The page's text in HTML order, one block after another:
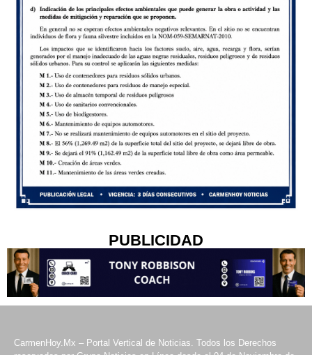
PUBLICIDAD
CarmenHoy.Mx – Portal Vertical de Noticias. Todos los Derechos